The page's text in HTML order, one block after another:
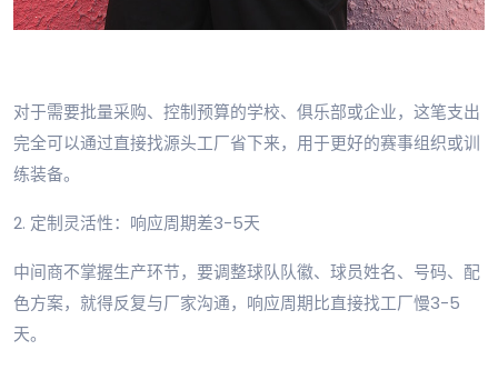
对于需要批量采购、控制预算的学校、俱乐部或企业，这笔支出
完全可以通过直接找源头工厂省下来，用于更好的赛事组织或训
练装备。
2. 定制灵活性：响应周期差3-5天
中间商不掌握生产环节，要调整球队队徽、球员姓名、号码、配
色方案，就得反复与厂家沟通，响应周期比直接找工厂慢3-5
天。